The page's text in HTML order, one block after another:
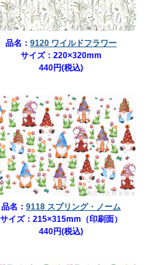
品名： 9120 ワイルドフラワー
サイズ：220×320mm
440円(税込)
品名： 9118 スプリング・ノーム
サイズ：215×315mm（印刷面）
440円(税込)